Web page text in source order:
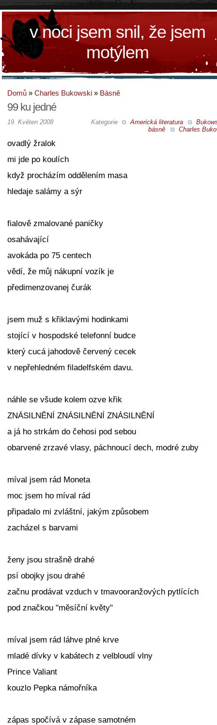
v noci jsem snil, že jsem
motýlem
Domů » Charles Bukowski » Básně
99 ku jedné
Kategorie Americká literatura
básně
Charles
19. Květen 2008
ovadlý žralok
mi jde po koulích
když procházím oddělením masa
hledaje salámy a sýr
fialově zmalované paničky
osahávající
avokáda po 75 centech
vědí, že můj nákupní vozík je
předimenzovanej čurák
jsem muž s křiklavými hodinkami
stojící v hospodské telefonní budce
který cucá jahodově červený cecek
v nepřehledném filadelfském davu.
náhle se všude kolem ozve křik
ZNÁSILNĚNÍ ZNÁSILNĚNÍ ZNÁSILNĚNÍ
a já ho strkám do čehosi pod sebou
obarvené zrzavé vlasy, páchnoucí dech, modré zuby
míval jsem rád Moneta
moc jsem ho míval rád
připadalo mi zvláštní, jakým způsobem
zacházel s barvami
ženy jsou strašně drahé
psí obojky jsou drahé
začnu prodávat vzduch v tmavooranžových pytlících
pod značkou "měsíční květy"
míval jsem rád láhve plné krve
mladé dívky v kabátech z velbloudí vlny
Prince Valiant
kouzlo Pepka námořníka
zápas spočívá v zápase samotném